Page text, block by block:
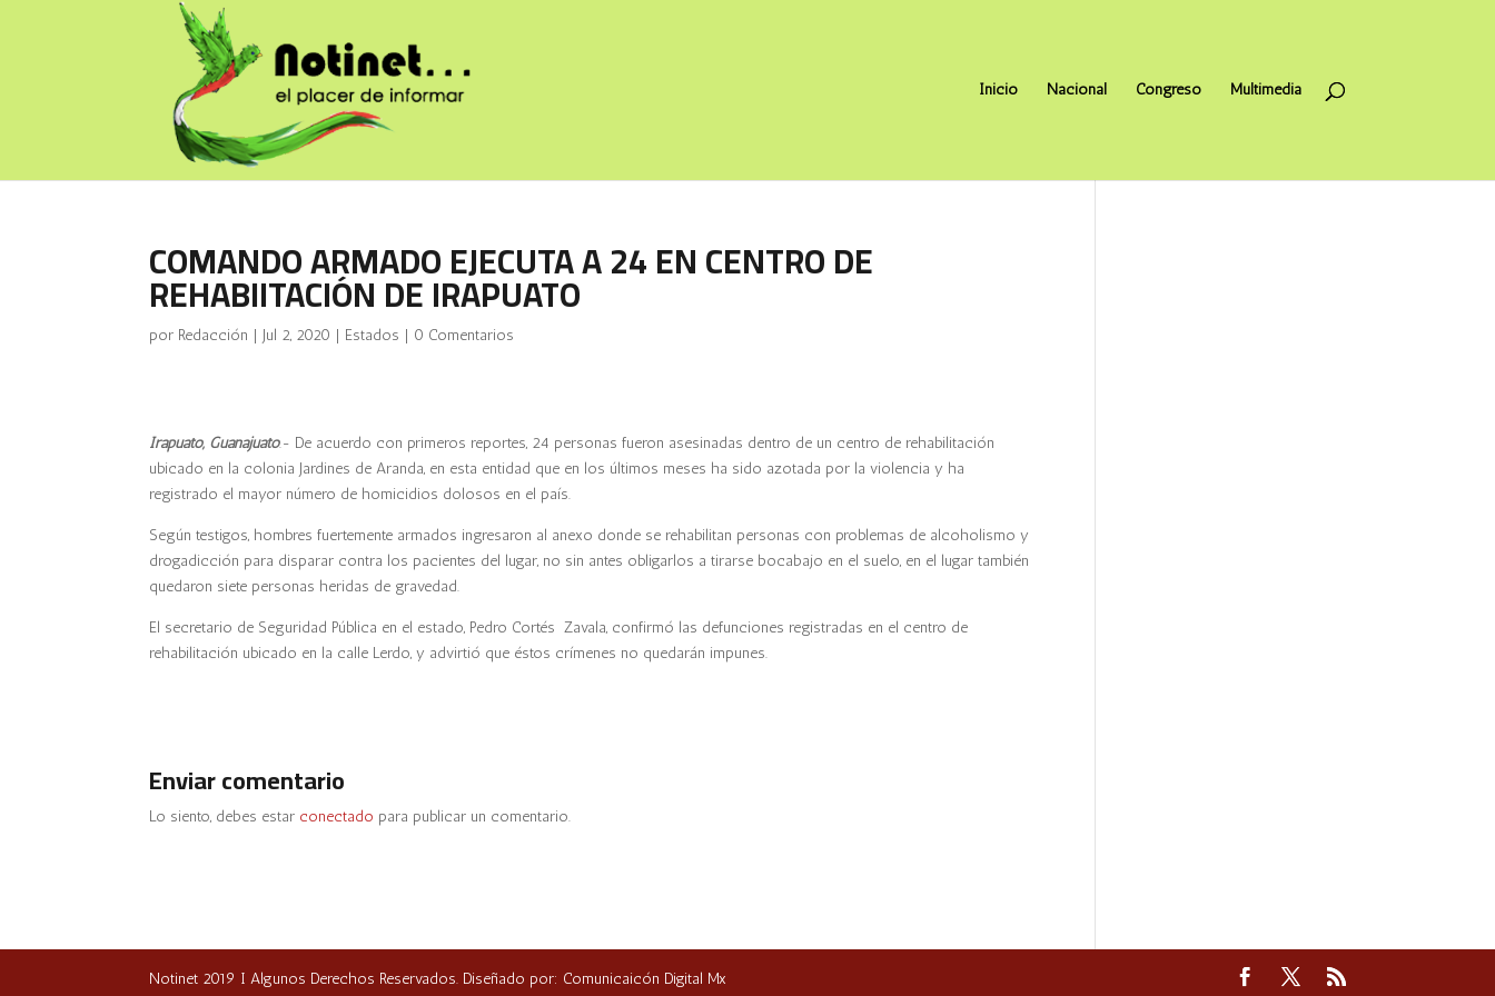
Inicio Nacional Congreso Multimedia
COMANDO ARMADO EJECUTA A 24 EN CENTRO DE
REHABIITACIÓN DE IRAPUATO
por Redacción | Jul 2, 2020 | Estados | 0 Comentarios
Irapuato, Guanajuato.- De acuerdo con primeros reportes, 24 personas fueron asesinadas dentro de un centro de rehabilitación
ubicado en la colonia Jardines de Aranda, en esta entidad que en los últimos meses ha sido azotada por la violencia y ha
registrado el mayor número de homicidios dolosos en el país.
Según testigos, hombres fuertemente armados ingresaron al anexo donde se rehabilitan personas con problemas de alcoholismo y
drogadicción para disparar contra los pacientes del lugar, no sin antes obligarlos a tirarse bocabajo en el suelo, en el lugar también
quedaron siete personas heridas de gravedad.
El secretario de Seguridad Pública en el estado, Pedro Cortés Zavala, confirmó las defunciones registradas en el centro de
rehabilitación ubicado en la calle Lerdo, y advirtió que éstos crímenes no quedarán impunes.
Enviar comentario
Lo siento, debes estar conectado para publicar un comentario.
Notinet 2019 I Algunos Derechos Reservados. Diseñado por: Comunicaicón Digital Mx